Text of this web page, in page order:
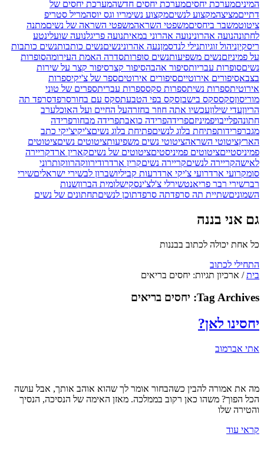
המיניםמערכת יחסיםמערכת יחסים חדשהמערכת יחסים של
דתייםמציצהמקצוע לנשיםמקצוע נשימריו וגס יוסהמריל סטריפ
ציטוטמשבר ביחסיםמשפטי השראהמשפטי השראה של נשיםמתנה
לחתונהנועה אהרונינועה אהרוני במאיתנועה פריגלנועה שועלינטע
ריסקיןניהול זוגיותנילי לנדסמןנעה אהרונינשיםנשים כותבותנשים כותבות
על פמיניזםנשים משפיעותנשים סופרותסדרה האמת העירומהסופרות
נשיםסופרות עבריותסיפור אהבהסיפור קצרסיפור קצר על שירות
בצבאסיפורים אירוטייםסיפורים אירוטיםספר של צ'יקיספרות
אירוטיתספרות נשיתספרות סקסספרות עבריתספרים של טוני
מוריסוןסקססקס בישבןסקס בפי הטבעתסקס עם בחורסרפדסרפד תה
הריוןעדי שילוןעכשיו אתה חוזר בחזרהעל החיים ועל האוכלערב
חתונהפלייבויפמיניזםפרידהפרידה כואבתפרידה מבחורפרידה
מגברפרידותפתיחת בלוג לנשיםפתיחת בלוג נשיםצ'יקיצ'יקי כתב
הארץציטוטי השראהציטוטי נשים משפיעותציטוטים נשיםציטוטים
פמיניסטייםציטוטים פמיניסטיםציטוטים של נשיםקארין ארדקריירה
לאישהקריירה לנשיםקריירה נשיםקרין ארדרודירווקהרווקותרוני
סומקרועי ארדרועי צ'יקי ארדרעות קביליושברון לבשירי ישראליםשירי
רברשירי רבר פריאנטשירלי צ'לצ'ינסקישלומית הברוןשנות
השמוניםשתיית תה סרפדתה סרפדתוכן לנשיםתחתונים של נשים
גם אני בננה
כל אחת יכולה לכתוב בבננות
התחילי לכתוב
בית/ ארכיון תגיות: יחסים בריאים
Tag Archives: יחסים בריאים
יחסינו לאן?
אתי אברמוב
מה את אמורה להבין כשהבחור אומר לך שהוא אוהב אותך, אבל עושה
הכל הפוך? משהו כאן רקוב בממלכה. מאזן האימה של הנסיכה, הנסיך
והטירה שלו
קראי עוד